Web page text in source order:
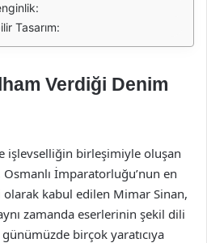
Tasarım:
Verdiği Denim
işlevselliğin birleşimiyle oluşan
İmparatorluğu’nun en
kabul edilen Mimar Sinan,
zamanda eserlerinin şekil dili
birçok yaratıcıya